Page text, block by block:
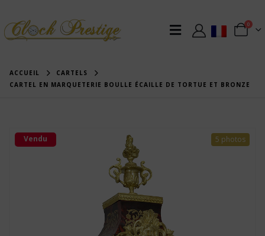
0
ACCUEIL
CARTELS
CARTEL EN MARQUETERIE BOULLE ÉCAILLE DE TORTUE ET BRONZE
5 photos
Vendu